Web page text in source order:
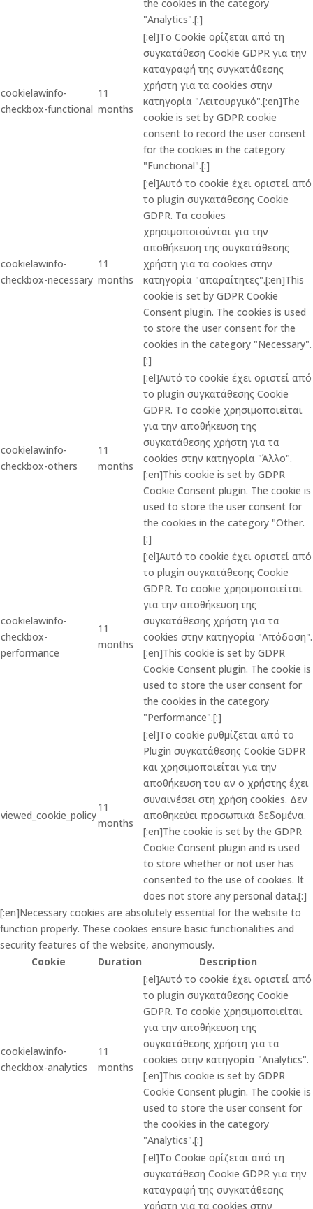
the cookies in the category
"Analytics".[:]
cookielawinfo-
checkbox-functional
11
months
[:el]Το Cookie ορίζεται από τη
συγκατάθεση Cookie GDPR για την
καταγραφή της συγκατάθεσης
χρήστη για τα cookies στην
κατηγορία "Λειτουργικό".[:en]The
cookie is set by GDPR cookie
consent to record the user consent
for the cookies in the category
"Functional".[:]
cookielawinfo-
checkbox-necessary
11
months
[:el]Αυτό το cookie έχει οριστεί από
το plugin συγκατάθεσης Cookie
GDPR. Τα cookies
χρησιμοποιούνται για την
αποθήκευση της συγκατάθεσης
χρήστη για τα cookies στην
κατηγορία "απαραίτητες".[:en]This
cookie is set by GDPR Cookie
Consent plugin. The cookies is used
to store the user consent for the
cookies in the category "Necessary".
[:]
cookielawinfo-
checkbox-others
11
months
[:el]Αυτό το cookie έχει οριστεί από
το plugin συγκατάθεσης Cookie
GDPR. Το cookie χρησιμοποιείται
για την αποθήκευση της
συγκατάθεσης χρήστη για τα
cookies στην κατηγορία "Άλλο".
[:en]This cookie is set by GDPR
Cookie Consent plugin. The cookie is
used to store the user consent for
the cookies in the category "Other.
[:]
cookielawinfo-
checkbox-
performance
11
months
[:el]Αυτό το cookie έχει οριστεί από
το plugin συγκατάθεσης Cookie
GDPR. Το cookie χρησιμοποιείται
για την αποθήκευση της
συγκατάθεσης χρήστη για τα
cookies στην κατηγορία "Απόδοση".
[:en]This cookie is set by GDPR
Cookie Consent plugin. The cookie is
used to store the user consent for
the cookies in the category
"Performance".[:]
viewed_cookie_policy
11
months
[:el]Το cookie ρυθμίζεται από το
Plugin συγκατάθεσης Cookie GDPR
και χρησιμοποιείται για την
αποθήκευση του αν ο χρήστης έχει
συναινέσει στη χρήση cookies. Δεν
αποθηκεύει προσωπικά δεδομένα.
[:en]The cookie is set by the GDPR
Cookie Consent plugin and is used
to store whether or not user has
consented to the use of cookies. It
does not store any personal data.[:]
[:en]Necessary cookies are absolutely essential for the website to
function properly. These cookies ensure basic functionalities and
security features of the website, anonymously.
Cookie
Duration Description
cookielawinfo-
checkbox-analytics
11
months
[:el]Αυτό το cookie έχει οριστεί από
το plugin συγκατάθεσης Cookie
GDPR. Το cookie χρησιμοποιείται
για την αποθήκευση της
συγκατάθεσης χρήστη για τα
cookies στην κατηγορία "Analytics".
[:en]This cookie is set by GDPR
Cookie Consent plugin. The cookie is
used to store the user consent for
the cookies in the category
"Analytics".[:]
[:el]Το Cookie ορίζεται από τη
συγκατάθεση Cookie GDPR για την
καταγραφή της συγκατάθεσης
χρήστη για τα cookies στην